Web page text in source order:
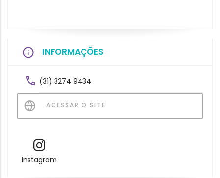
INFORMAÇÕES
(31) 3274 9434
ACESSAR O SITE
Instagram